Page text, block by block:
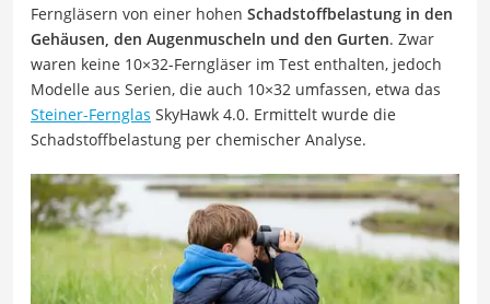
Ferngläsern von einer hohen Schadstoffbelastung in den
Gehäusen, den Augenmuscheln und den Gurten. Zwar
waren keine 10×32-Ferngläser im Test enthalten, jedoch
Modelle aus Serien, die auch 10×32 umfassen, etwa das
Steiner-Fernglas SkyHawk 4.0. Ermittelt wurde die
Schadstoffbelastung per chemischer Analyse.